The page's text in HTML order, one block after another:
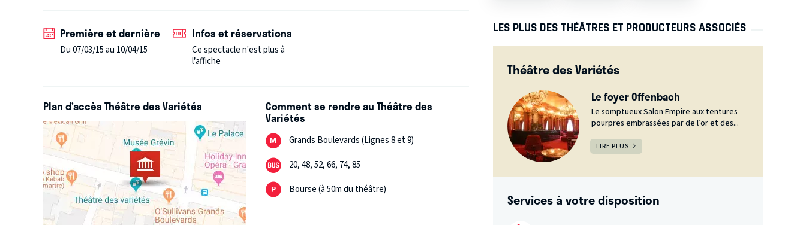
personnalités connues, ou avec l’actualité ne peut être que fortuite », ou pas … !
Première et dernière
Du 07/03/15 au 10/04/15
Infos et réservations
Ce spectacle n'est plus à
l’affiche
Plan d’accès Théâtre des Variétés Comment se rendre au Théâtre des
Variétés
Grands Boulevards (Lignes 8 et 9)
20, 48, 52, 66, 74, 85
Bourse (à 50m du théâtre)
LES PLUS DES THÉÂTRES ET PRODUCTEURS ASSOCIÉS
Théâtre des Variétés
Le foyer Offenbach
Le somptueux Salon Empire aux tentures
pourpres embrassées par de l’or et des...
LIRE PLUS
Services à votre disposition